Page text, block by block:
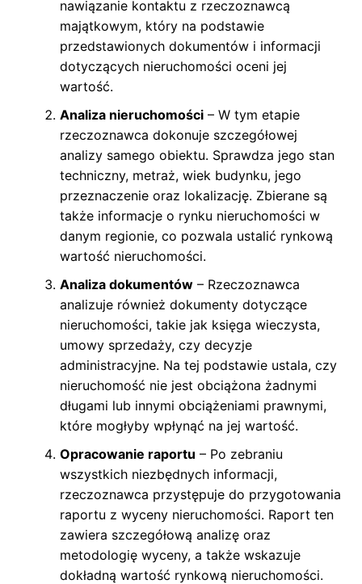
nawiązanie kontaktu z rzeczoznawcą
majątkowym, który na podstawie
przedstawionych dokumentów i informacji
dotyczących nieruchomości oceni jej
wartość.
Analiza nieruchomości– W tym etapie
rzeczoznawca dokonuje szczegółowej
analizy samego obiektu. Sprawdza jego stan
techniczny, metraż, wiek budynku, jego
przeznaczenie oraz lokalizację. Zbierane są
także informacje o rynku nieruchomości w
danym regionie, co pozwala ustalić rynkową
wartość nieruchomości.
Analiza dokumentów– Rzeczoznawca
analizuje również dokumenty dotyczące
nieruchomości, takie jak księga wieczysta,
umowy sprzedaży, czy decyzje
administracyjne. Na tej podstawie ustala, czy
nieruchomość nie jest obciążona żadnymi
długami lub innymi obciążeniami prawnymi,
które mogłyby wpłynąć na jej wartość.
Opracowanie raportu – Po zebraniu
wszystkich niezbędnych informacji,
rzeczoznawca przystępuje do przygotowania
raportu z wyceny nieruchomości. Raport ten
zawiera szczegółową analizę oraz
metodologię wyceny, a także wskazuje
dokładną wartość rynkową nieruchomości.